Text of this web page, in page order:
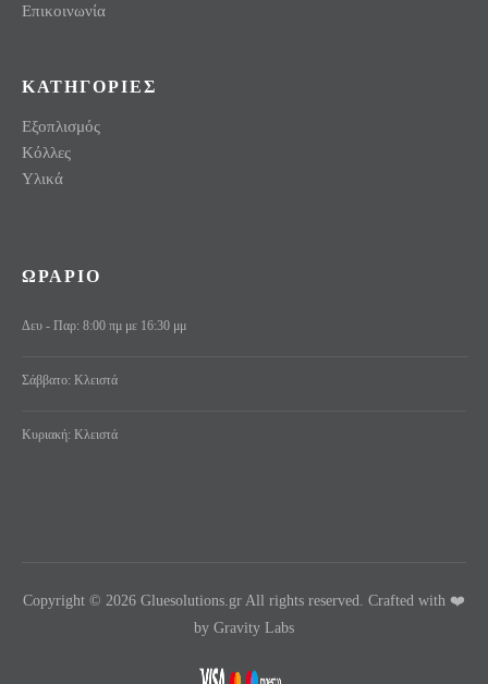
Επικοινωνία
ΚΑΤΗΓΟΡΙΕΣ
Εξοπλισμός
Κόλλες
Υλικά
ΩΡΑΡΙΟ
Δευ - Παρ: 8:00 πμ με 16:30 μμ
Σάββατο: Κλειστά
Κυριακή: Κλειστά
Copyright © 2026 Gluesolutions.gr All rights reserved. Crafted with ❤️
by Gravity Labs